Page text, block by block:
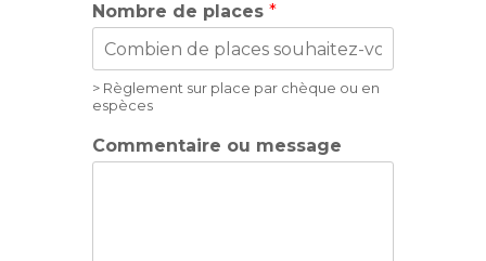
Nombre de places *
> Règlement sur place par chèque ou en
espèces
Commentaire ou message